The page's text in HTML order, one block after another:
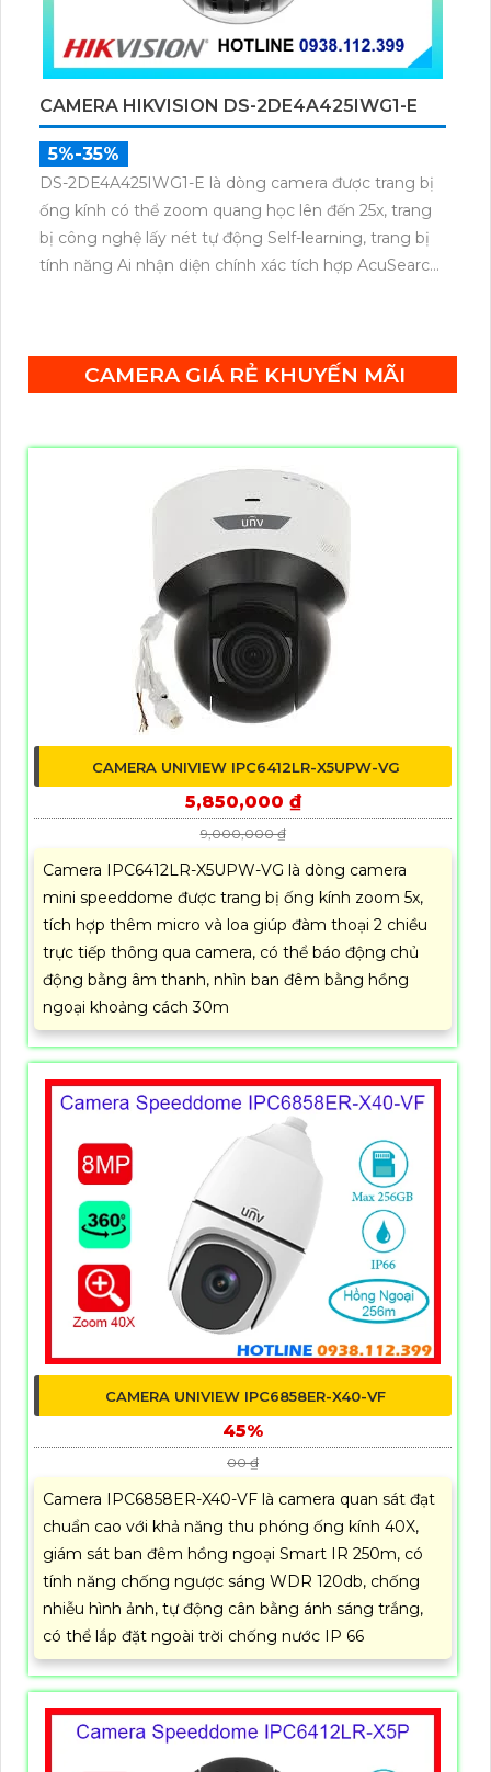
CAMERA HIKVISION DS-2DE4A425IWG1-E
5%-35%
DS-2DE4A425IWG1-E là dòng camera được trang bị
ống kính có thể zoom quang học lên đến 25x, trang
bị công nghệ lấy nét tự động Self-learning, trang bị
tính năng Ai nhận diện chính xác tích hợp AcuSearch
CAMERA GIÁ RẺ KHUYẾN MÃI
CAMERA UNIVIEW IPC6412LR-X5UPW-VG
5,850,000 ₫
9,000,000 ₫
Camera IPC6412LR-X5UPW-VG là dòng camera
mini speeddome được trang bị ống kính zoom 5x,
tích hợp thêm micro và loa giúp đàm thoại 2 chiều
trực tiếp thông qua camera, có thể báo động chủ
động bằng âm thanh, nhìn ban đêm bằng hồng
ngoại khoảng cách 30m
CAMERA UNIVIEW IPC6858ER-X40-VF
45%
00 ₫
Camera IPC6858ER-X40-VF là camera quan sát đạt
chuẩn cao với khả năng thu phóng ống kính 40X,
giám sát ban đêm hồng ngoại Smart IR 250m, có
tính năng chống ngược sáng WDR 120db, chống
nhiễu hình ảnh, tự động cân bằng ánh sáng trắng,
có thể lắp đặt ngoài trời chống nước IP 66